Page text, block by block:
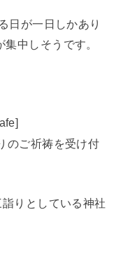
日が一日しかあり
中しそうです。
のご祈祷を受け付
りとしている神社